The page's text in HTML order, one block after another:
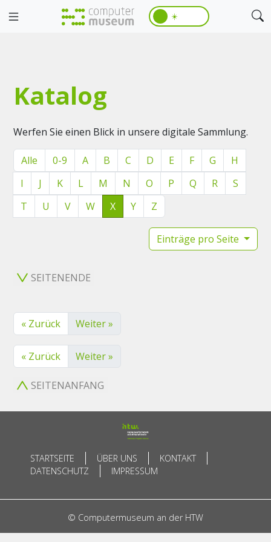
☀️
Katalog
Werfen Sie einen Blick in unsere digitale Sammlung.
Alle 0-9 A B C D E F G
H
I
J K L M N O P Q R
S
T
U V W X Y Z
Einträge pro Seite
SEITENENDE
« Zurück Weiter »
« Zurück Weiter »
SEITENANFANG
STARTSEITE ÜBER UNS
KONTAKT
DATENSCHUTZ
IMPRESSUM
© Computermuseum an der HTW